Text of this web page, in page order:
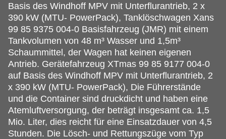
Basis des Windhoff MPV mit Unterflurantrieb, 2 x
390 kW (MTU- PowerPack), Tanklöschwagen Xans
99 85 9375 004-0 Basisfahrzeug (JMR) mit einem
Tankvolumen von 48 m³ Wasser und 1,5m³
Schaummittel, der Wagen hat keinen eigenen
Antrieb. Gerätefahrzeug XTmas 99 85 9177 004-0
auf Basis des Windhoff MPV mit Unterflurantrieb, 2
x 390 kW (MTU- PowerPack), Die Führerstände
und die Container sind druckdicht und haben eine
Atemluftversorgung, der beträgt insgesamt ca. 1,5
Mio. Liter, dies reicht für eine Einsatzdauer von 4,5
Stunden. Die Lösch- und Rettungszüge vom Typ